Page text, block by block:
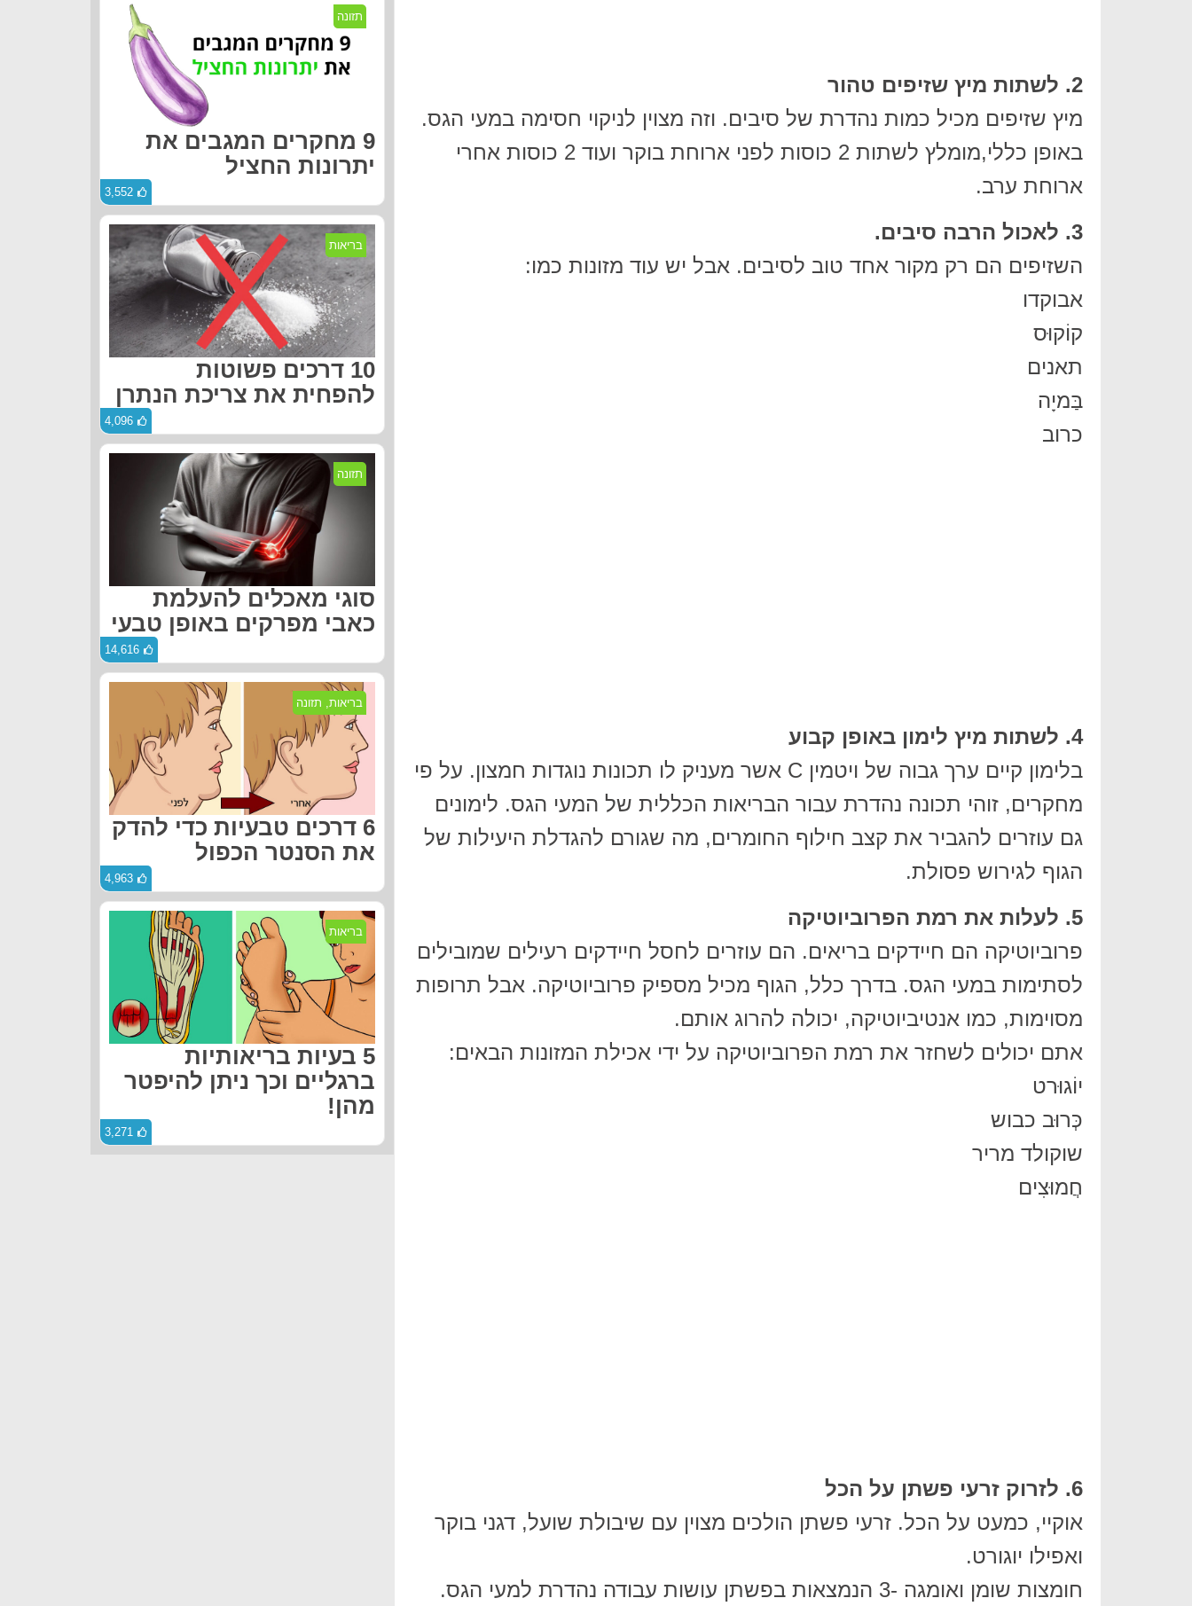
2. לשתות מיץ שזיפים טהור
מיץ שזיפים מכיל כמות נהדרת של סיבים. וזה מצוין לניקוי חסימה במעי הגס.
באופן כללי,מומלץ לשתות 2 כוסות לפני ארוחת בוקר ועוד 2 כוסות אחרי
ארוחת ערב.
3. לאכול הרבה סיבים.
השזיפים הם רק מקור אחד טוב לסיבים. אבל יש עוד מזונות כמו:
אבוקדו
קוֹקוּס
תאנים
בַּמיָה
כרוב
4. לשתות מיץ לימון באופן קבוע
בלימון קיים ערך גבוה של ויטמין C אשר מעניק לו תכונות נוגדות חמצון. על פי
מחקרים, זוהי תכונה נהדרת עבור הבריאות הכללית של המעי הגס. לימונים
גם עוזרים להגביר את קצב חילוף החומרים, מה שגורם להגדלת היעילות של
הגוף לגירוש פסולת.
5. לעלות את רמת הפרוביוטיקה
פרוביוטיקה הם חיידקים בריאים. הם עוזרים לחסל חיידקים רעילים שמובילים
לסתימות במעי הגס. בדרך כלל, הגוף מכיל מספיק פרוביוטיקה. אבל תרופות
מסוימות, כמו אנטיביוטיקה, יכולה להרוג אותם.
אתם יכולים לשחזר את רמת הפרוביוטיקה על ידי אכילת המזונות הבאים:
יוֹגוּרט
כְּרוּב כבוש
שוקולד מריר
חֲמוּצִים
6. לזרוק זרעי פשתן על הכל
אוקיי, כמעט על הכל. זרעי פשתן הולכים מצוין עם שיבולת שועל, דגני בוקר
ואפילו יוגורט.
חומצות שומן ואומגה -3 הנמצאות בפשתן עושות עבודה נהדרת למעי הגס.
תזונה
9 מחקרים המגבים את
יתרונות החציל
3,552
בריאות
10 דרכים פשוטות
להפחית את צריכת הנתרן
4,096
תזונה
סוגי מאכלים להעלמת
כאבי מפרקים באופן טבעי
14,616
בריאות, תזונה
6 דרכים טבעיות כדי להדק
את הסנטר הכפול
4,963
בריאות
5 בעיות בריאותיות
ברגליים וכך ניתן להיפטר
מהן!
3,271